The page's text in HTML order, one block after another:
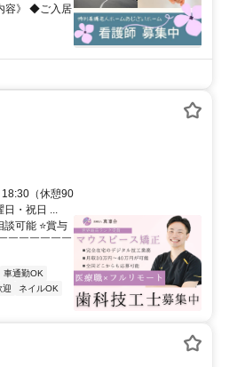
容》 ◆ご入居
（休憩90
・祝日 ...
可能 ⭐賞与
￣￣￣￣￣￣
車通勤OK
迎
ネイルOK